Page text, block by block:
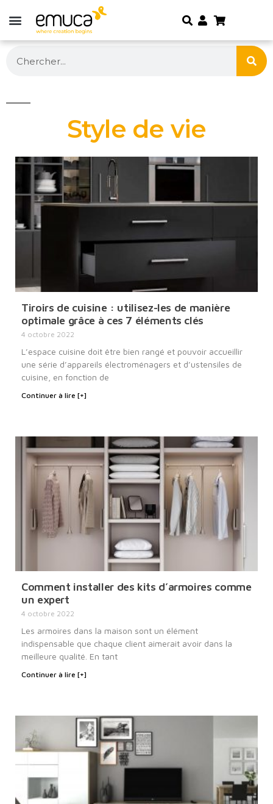
Style de vie
Tiroirs de cuisine : utilisez-les de manière
optimale grâce à ces 7 éléments clés
4 octobre 2022
L’espace cuisine doit être bien rangé et pouvoir accueillir
une série d’appareils électroménagers et d’ustensiles de
cuisine, en fonction de
Continuer à lire [+]
Comment installer des kits d’armoires comme
un expert
4 octobre 2022
Les armoires dans la maison sont un élément
indispensable que chaque client aimerait avoir dans la
meilleure qualité. En tant
Continuer à lire [+]